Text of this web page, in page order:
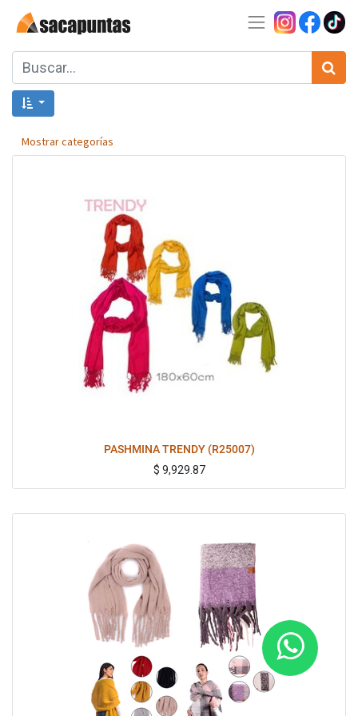
Mostrar categorías
PASHMINA TRENDY (R25007)
$ 9,929.87